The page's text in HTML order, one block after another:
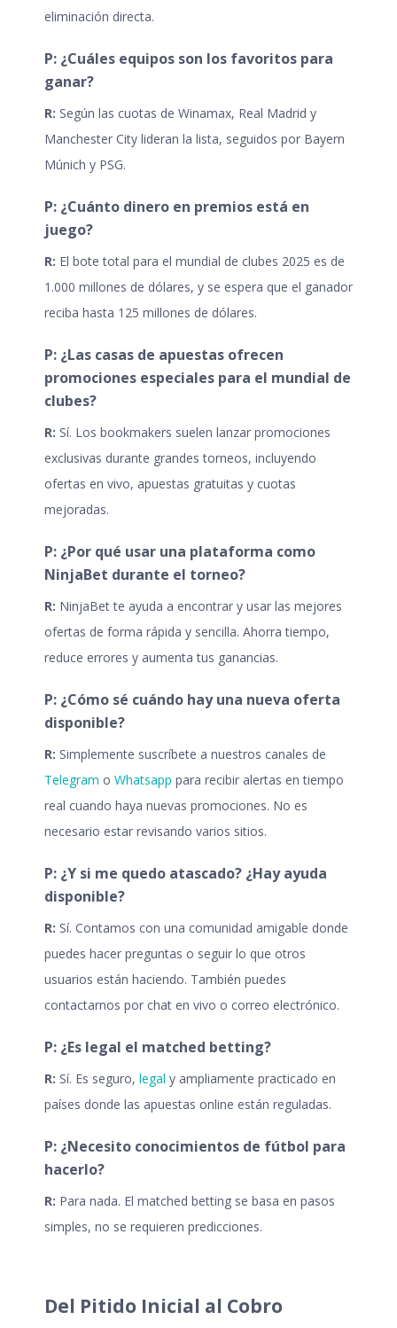
eliminación directa.
P: ¿Cuáles equipos son los favoritos para
ganar?
R: Según las cuotas de Winamax, Real Madrid y
Manchester City lideran la lista, seguidos por Bayern
Múnich y PSG.
P: ¿Cuánto dinero en premios está en
juego?
R: El bote total para el mundial de clubes 2025 es de
1.000 millones de dólares, y se espera que el ganador
reciba hasta 125 millones de dólares.
P: ¿Las casas de apuestas ofrecen
promociones especiales para el mundial de
clubes?
R: Sí. Los bookmakers suelen lanzar promociones
exclusivas durante grandes torneos, incluyendo
ofertas en vivo, apuestas gratuitas y cuotas
mejoradas.
P: ¿Por qué usar una plataforma como
NinjaBet durante el torneo?
R: NinjaBet te ayuda a encontrar y usar las mejores
ofertas de forma rápida y sencilla. Ahorra tiempo,
reduce errores y aumenta tus ganancias.
P: ¿Cómo sé cuándo hay una nueva oferta
disponible?
R: Simplemente suscríbete a nuestros canales de
Telegram o Whatsapp para recibir alertas en tiempo
real cuando haya nuevas promociones. No es
necesario estar revisando varios sitios.
P: ¿Y si me quedo atascado? ¿Hay ayuda
disponible?
R: Sí. Contamos con una comunidad amigable donde
puedes hacer preguntas o seguir lo que otros
usuarios están haciendo. También puedes
contactarnos por chat en vivo o correo electrónico.
P: ¿Es legal el matched betting?
R: Sí. Es seguro, legal y ampliamente practicado en
países donde las apuestas online están reguladas.
P: ¿Necesito conocimientos de fútbol para
hacerlo?
R: Para nada. El matched betting se basa en pasos
simples, no se requieren predicciones.
Del Pitido Inicial al Cobro